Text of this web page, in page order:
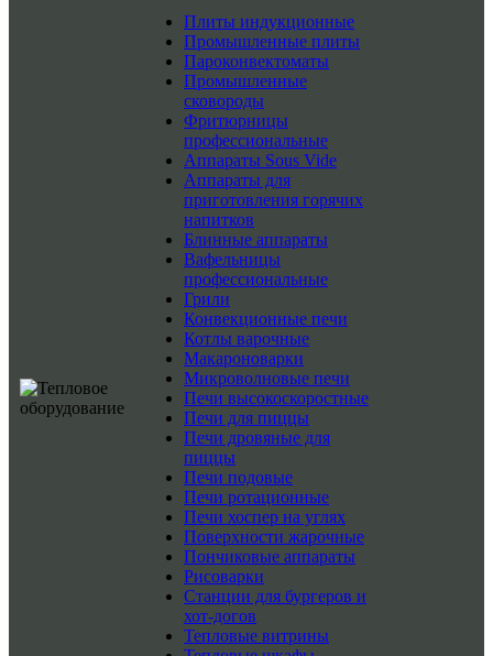
Плиты индукционные
Промышленные плиты
Пароконвектоматы
Промышленные
сковороды
Фритюрницы
профессиональные
Аппараты Sous Vide
Аппараты для
приготовления горячих
напитков
Блинные аппараты
Вафельницы
профессиональные
Грили
Конвекционные печи
Котлы варочные
Макароноварки
Микроволновые печи
Печи высокоскоростные
Печи для пиццы
Печи дровяные для
пиццы
Печи подовые
Печи ротационные
Печи хоспер на углях
Поверхности жарочные
Пончиковые аппараты
Рисоварки
Станции для бургеров и
хот-догов
Тепловые витрины